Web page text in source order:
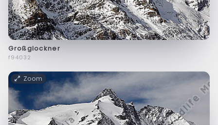
Großglockner
f94032
Zoom